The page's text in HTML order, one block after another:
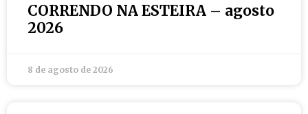
CORRENDO NA ESTEIRA – agosto
2026
8 de agosto de 2026